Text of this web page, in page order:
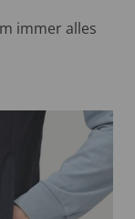
immer alles